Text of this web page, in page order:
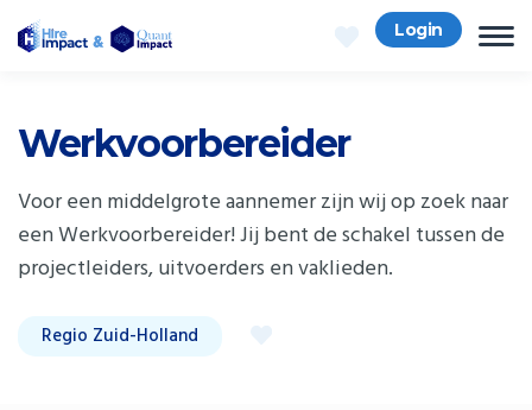
Login
Werkvoorbereider
Voor een middelgrote aannemer zijn wij op zoek naar
een Werkvoorbereider! Jij bent de schakel tussen de
projectleiders, uitvoerders en vaklieden.
Regio Zuid-Holland